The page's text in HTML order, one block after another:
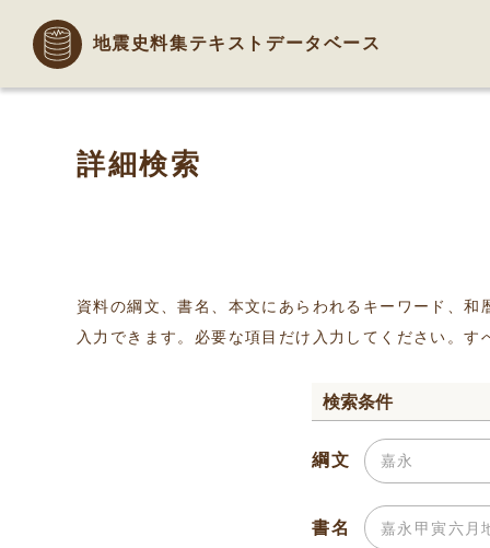
地震史料集テキストデータベース
詳細検索
資料の綱文、書名、本文にあらわれるキーワード、
入力できます。必要な項目だけ入力してください。
検索条件
綱文
書名